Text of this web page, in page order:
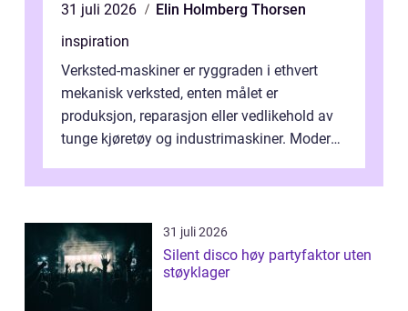
31 juli 2026
Elin Holmberg Thorsen
inspiration
Verksted-maskiner er ryggraden i ethvert
mekanisk verksted, enten målet er
produksjon, reparasjon eller vedlikehold av
tunge kjøretøy og industrimaskiner. Moderne
31 juli 2026
Silent disco høy partyfaktor uten
støyklager